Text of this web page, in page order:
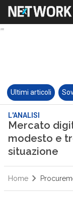
Ultimi articoli
L'ANALISI
Mercato
modesto e
situazione
Home